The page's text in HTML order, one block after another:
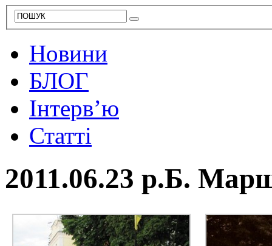
Новини
БЛОГ
Інтерв’ю
Статті
2011.06.23 р.Б. Марш